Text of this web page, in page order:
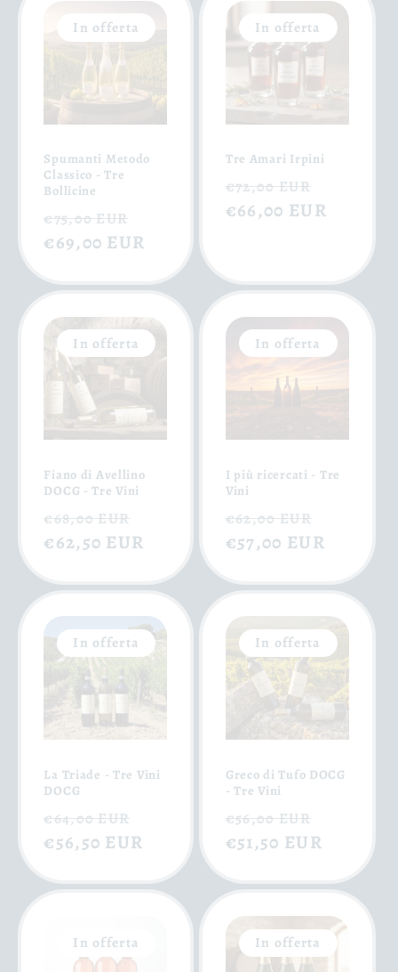
In offerta
Spumanti Metodo
Classico - Tre
Bollicine
Prezzo
di
€75,00 EUR
scontato
€69,00 EUR
In offerta
Tre Amari Irpini
Prezzo
di
€72,00 EUR
scontato
€66,00 EUR
In offerta
Fiano di Avellino
DOCG - Tre Vini
Prezzo
di
€68,00 EUR
scontato
€62,50 EUR
In offerta
I più ricercati - Tre
Vini
Prezzo
di
€62,00 EUR
€57,00 EUR
In offerta
La Triade - Tre Vini
DOCG
Prezzo
di
€64,00 EUR
scontato
€56,50 EUR
In offerta
Greco di Tufo DOCG
- Tre Vini
Prezzo
di
€56,00 EUR
€51,50 EUR
In offerta In offerta